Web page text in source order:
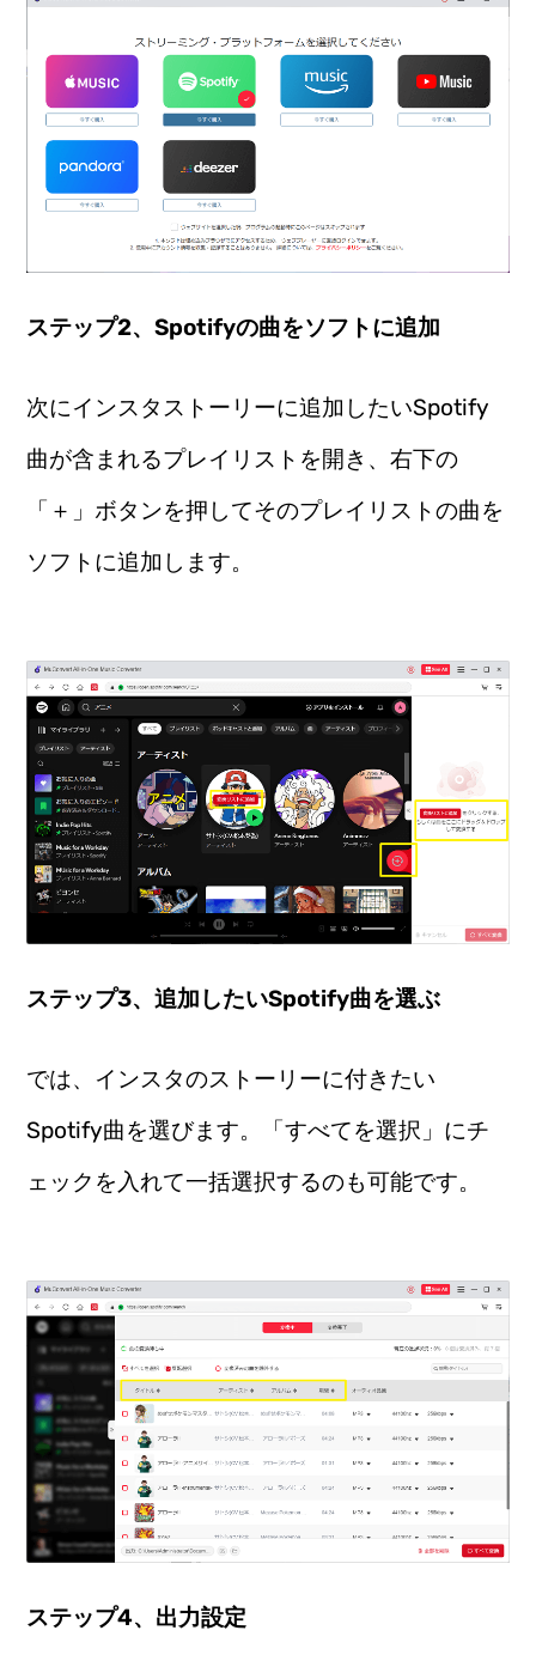
ステップ2、Spotifyの曲をソフトに追加
次にインスタストーリーに追加したいSpotify
曲が含まれるプレイリストを開き、右下の
「＋」ボタンを押してそのプレイリストの曲を
ソフトに追加します。
ステップ3、追加したいSpotify曲を選ぶ
では、インスタのストーリーに付きたい
Spotify曲を選びます。「すべてを選択」にチ
ェックを入れて一括選択するのも可能です。
ステップ4、出力設定